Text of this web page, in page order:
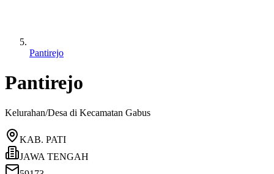
Pantirejo
Pantirejo
Kelurahan/Desa di Kecamatan Gabus
KAB. PATI
JAWA TENGAH